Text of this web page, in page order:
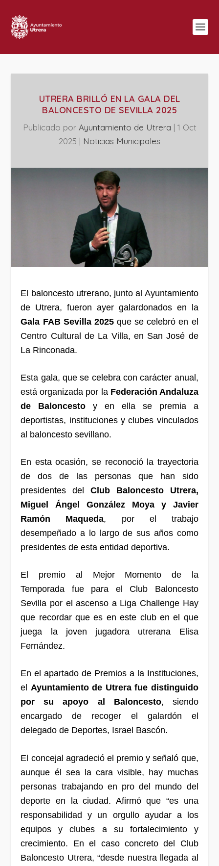
UTRERA BRILLÓ EN LA GALA DEL
BALONCESTO DE SEVILLA 2025
Publicado por Ayuntamiento de Utrera | 1 Oct
2025 | ‎Noticias Municipales
El baloncesto utrerano, junto al Ayuntamiento
de Utrera, fueron ayer galardonados en la
Gala FAB Sevilla 2025que se celebró en el
Centro Cultural de La Villa, en San José de
La Rinconada.
Esta gala, que se celebra con carácter anual,
está organizada por la Federación Andaluza
de Baloncesto y en ella se premia a
deportistas, instituciones y clubes vinculados
al baloncesto sevillano.
En esta ocasión, se reconoció la trayectoria
de dos de las personas que han sido
presidentes del Club Baloncesto Utrera,
Miguel Ángel González Moya y Javier
Ramón Maqueda, por el trabajo
desempeñado a lo largo de sus años como
presidentes de esta entidad deportiva.
El premio al Mejor Momento de la
Temporada fue para el Club Baloncesto
Sevilla por el ascenso a Liga Challenge Hay
que recordar que es en este club en el que
juega la joven jugadora utrerana Elisa
Fernández.
En el apartado de Premios a la Instituciones,
el Ayuntamiento de Utrera fue distinguido
por su apoyo al Baloncesto, siendo
encargado de recoger el galardón el
delegado de Deportes, Israel Bascón.
El concejal agradeció el premio y señaló que,
aunque él sea la cara visible, hay muchas
personas trabajando en pro del mundo del
deporte en la ciudad. Afirmó que “es una
responsabilidad y un orgullo ayudar a los
equipos y clubes a su fortalecimiento y
crecimiento. En el caso concreto del Club
Baloncesto Utrera, “desde nuestra llegada al